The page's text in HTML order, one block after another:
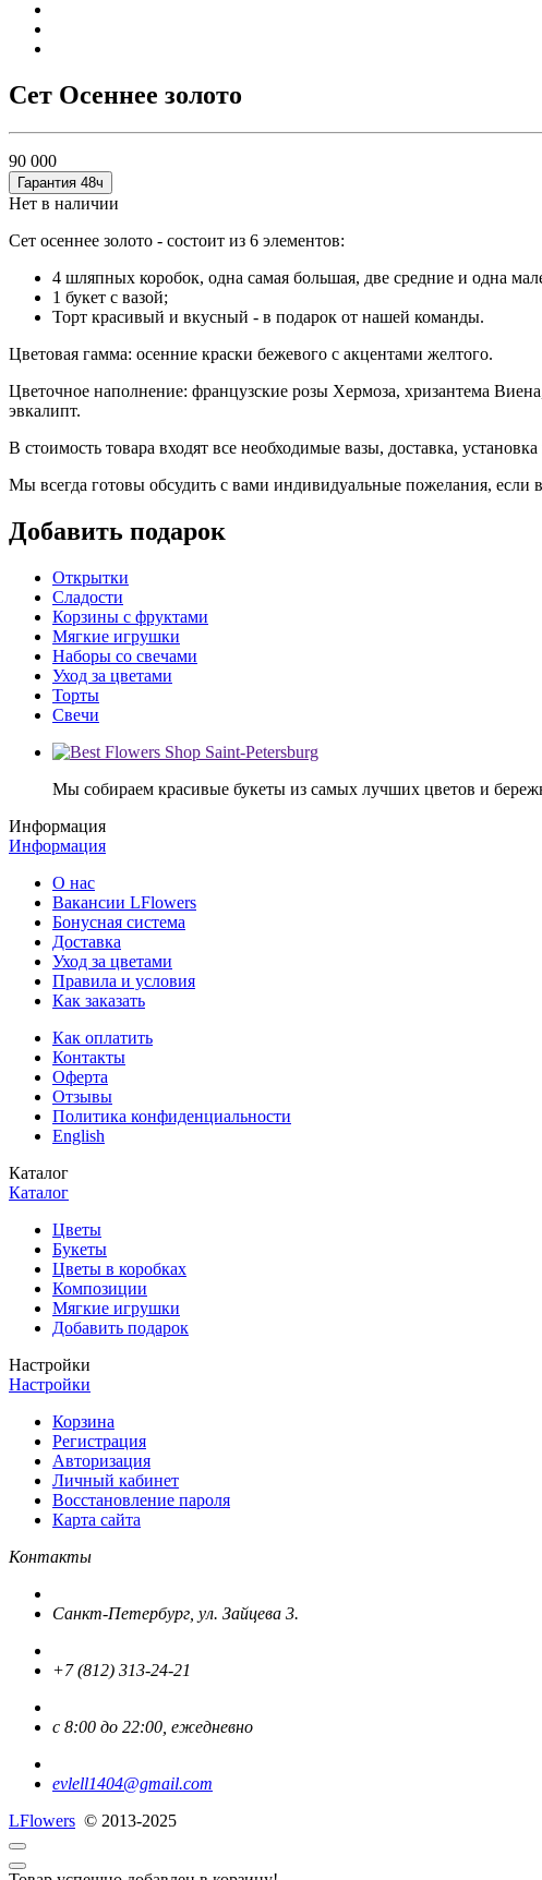
Сет Осеннее золото
90 000
Гарантия 48ч
Нет в наличии
Сет осеннее золото - состоит из 6 элементов:
4 шляпных коробок, одна самая большая, две средние и одна
1 букет с вазой;
Торт красивый и вкусный - в подарок от нашей команды.
Цветовая гамма: осенние краски бежевого с акцентами желтого.
Цветочное наполнение: французские розы Хермоза, хризантема
эвкалипт.
В стоимость товара входят все необходимые вазы, доставка,
Мы всегда готовы обсудить с вами индивидуальные пожелания, если
Добавить подарок
Открытки
Сладости
Корзины с фруктами
Мягкие игрушки
Наборы со свечами
Уход за цветами
Торты
Свечи
Мы собираем красивые букеты из самых лучших цветов и
Информация
Информация
О нас
Вакансии LFlowers
Бонусная система
Доставка
Уход за цветами
Правила и условия
Как заказать
Как оплатить
Контакты
Оферта
Отзывы
Политика конфиденциальности
English
Каталог
Каталог
Цветы
Букеты
Цветы в коробках
Композиции
Мягкие игрушки
Добавить подарок
Настройки
Настройки
Корзина
Регистрация
Авторизация
Личный кабинет
Восстановление пароля
Карта сайта
Контакты
Санкт-Петербург, ул. Зайцева 3.
+7 (812) 313-24-21
с 8:00 до 22:00, ежедневно
evlell1404@gmail.com
LFlowers © 2013-2025